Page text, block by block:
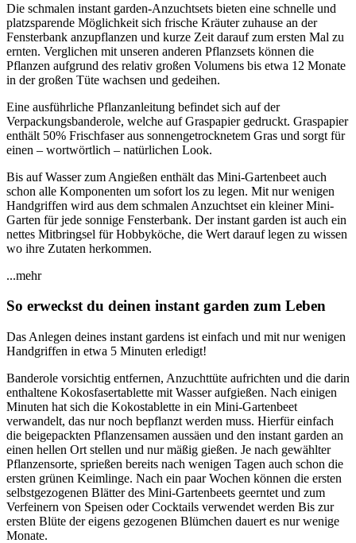
Die schmalen instant garden-Anzuchtsets bieten eine schnelle und
platzsparende Möglichkeit sich frische Kräuter zuhause an der
Fensterbank anzupflanzen und kurze Zeit darauf zum ersten Mal zu
ernten. Verglichen mit unseren anderen Pflanzsets können die
Pflanzen aufgrund des relativ großen Volumens bis etwa 12 Monate
in der großen Tüte wachsen und gedeihen.
Eine ausführliche Pflanzanleitung befindet sich auf der
Verpackungsbanderole, welche auf Graspapier gedruckt. Graspapier
enthält 50% Frischfaser aus sonnengetrocknetem Gras und sorgt für
einen – wortwörtlich – natürlichen Look.
Bis auf Wasser zum Angießen enthält das Mini-Gartenbeet auch
schon alle Komponenten um sofort los zu legen. Mit nur wenigen
Handgriffen wird aus dem schmalen Anzuchtset ein kleiner Mini-
Garten für jede sonnige Fensterbank. Der instant garden ist auch ein
nettes Mitbringsel für Hobbyköche, die Wert darauf legen zu wissen
wo ihre Zutaten herkommen.
...mehr
So erweckst du deinen instant garden zum Leben
Das Anlegen deines instant gardens ist einfach und mit nur wenigen
Handgriffen in etwa 5 Minuten erledigt!
Banderole vorsichtig entfernen, Anzuchttüte aufrichten und die darin
enthaltene Kokosfasertablette mit Wasser aufgießen. Nach einigen
Minuten hat sich die Kokostablette in ein Mini-Gartenbeet
verwandelt, das nur noch bepflanzt werden muss. Hierfür einfach
die beigepackten Pflanzensamen aussäen und den instant garden an
einen hellen Ort stellen und nur mäßig gießen. Je nach gewählter
Pflanzensorte, sprießen bereits nach wenigen Tagen auch schon die
ersten grünen Keimlinge. Nach ein paar Wochen können die ersten
selbstgezogenen Blätter des Mini-Gartenbeets geerntet und zum
Verfeinern von Speisen oder Cocktails verwendet werden Bis zur
ersten Blüte der eigens gezogenen Blümchen dauert es nur wenige
Monate.